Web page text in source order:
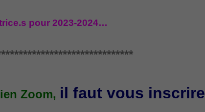
pour 2023-2024…
Zoom, il faut vous inscrire